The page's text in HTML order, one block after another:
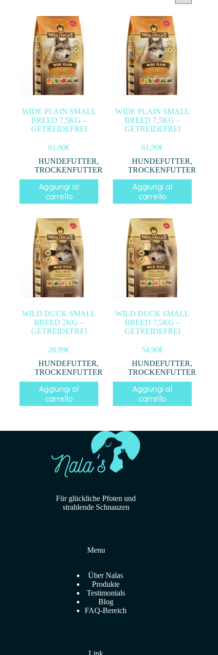
Categorie prodotto
Filtra per prezzo
In offerta(0)
Filtro
WIDE PLAIN SMALL
BREED 7,5KG –
GETREIDEFREI
61,90€
HUNDEFUTTER,
TROCKENFUTTER
Aggiungi al
carrello
WIDE PLAIN SMALL
BREED 7,5KG –
GETREIDEFREI
61,90€
HUNDEFUTTER,
TROCKENFUTTER
Aggiungi al
carrello
WILD DUCK SMALL
BREED 2KG –
GETREIDEFREI
20,99€
HUNDEFUTTER,
TROCKENFUTTER
Aggiungi al
carrello
WILD DUCK SMALL
BREED 7,5KG –
GETREIDEFREI
54,90€
HUNDEFUTTER,
TROCKENFUTTER
Aggiungi al
carrello
Für glückliche Pfoten und
strahlende Schnauzen
Menu
Über Nalas
Produkte
Testimonials
Blog
FAQ-Bereich